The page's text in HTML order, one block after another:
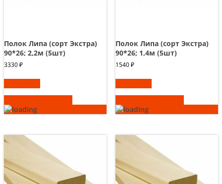
Полок Липа (сорт Экстра)
90*26; 2,2м (5шт)
3330₽
Полок Липа (сорт Экстра)
90*26; 1,4м (5шт)
1540₽